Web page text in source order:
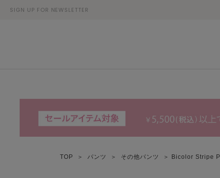
SIGN UP FOR NEWSLETTER
TOP ＞ パンツ ＞ その他パンツ ＞ Bicolor Stripe